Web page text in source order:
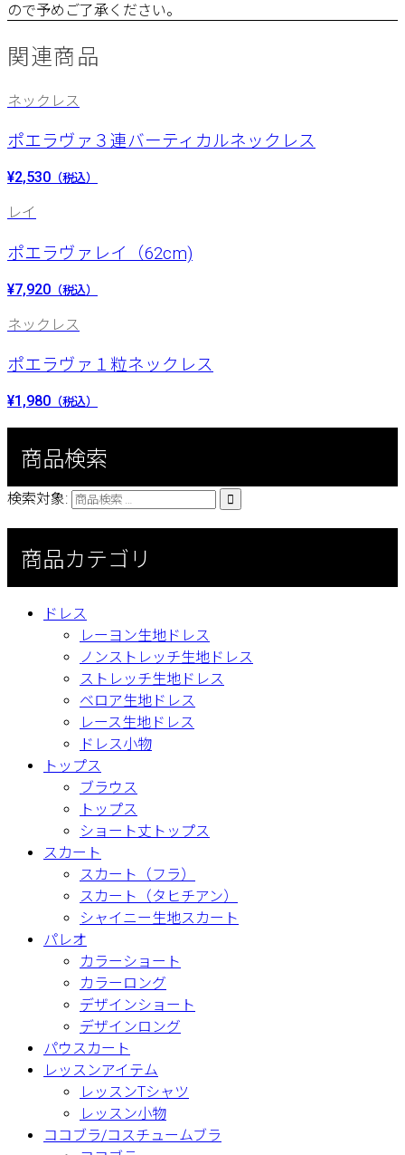
ので予めご了承ください。
関連商品
ネックレス
ポエラヴァ３連バーティカルネックレス
¥2,530 （税込）
レイ
ポエラヴァレイ（62cm)
¥7,920 （税込）
ネックレス
ポエラヴァ１粒ネックレス
¥1,980 （税込）
商品検索
検索対象: 
商品カテゴリ
ドレス
レーヨン生地ドレス
ノンストレッチ生地ドレス
ストレッチ生地ドレス
ベロア生地ドレス
レース生地ドレス
ドレス小物
トップス
ブラウス
トップス
ショート丈トップス
スカート
スカート（フラ）
スカート（タヒチアン）
シャイニー生地スカート
パレオ
カラーショート
カラーロング
デザインショート
デザインロング
パウスカート
レッスンアイテム
レッスンTシャツ
レッスン小物
ココブラ/コスチュームブラ